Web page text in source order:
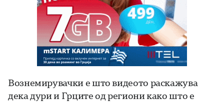
Вознемирувачки е што видеото раскажува
дека дури и Грците од региони како што е